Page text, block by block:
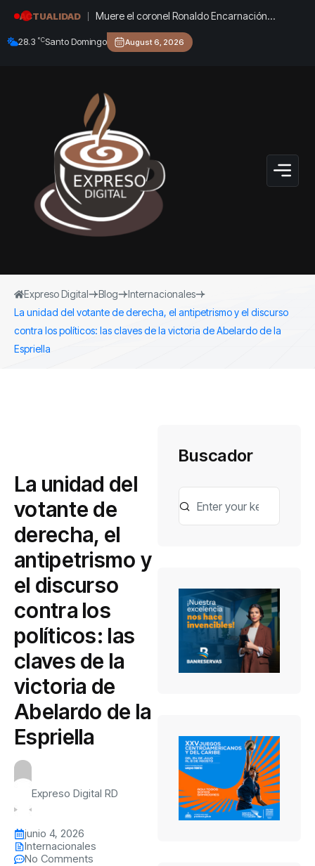
ACTUALIDAD
Muere el coronel Ronaldo Encarnación
Santovenia, quien fuera jefe de la
Contrainteligencia en Pinar del Río
28.3 °CSanto Domingo August 6, 2026
Expreso Digital Blog
Internacionales
La unidad del votante de derecha, el antipetrismo y el discurso
contra los políticos: las claves de la victoria de Abelardo de la
Espriella
La unidad del
votante de
derecha, el
antipetrismo y
el discurso
contra los
políticos: las
claves de la
victoria de
Abelardo de la
Espriella
Expreso Digital RD
junio 4, 2026
Internacionales
No Comments
Buscador